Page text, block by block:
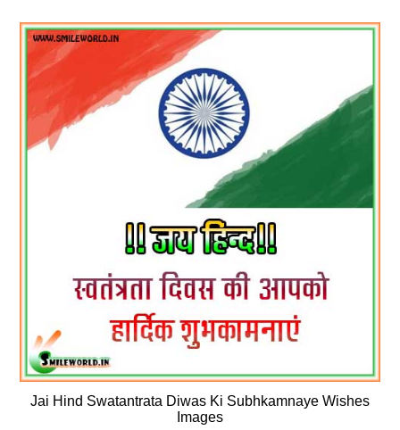
Jai Hind Swatantrata Diwas Ki Subhkamnaye Wishes
Images